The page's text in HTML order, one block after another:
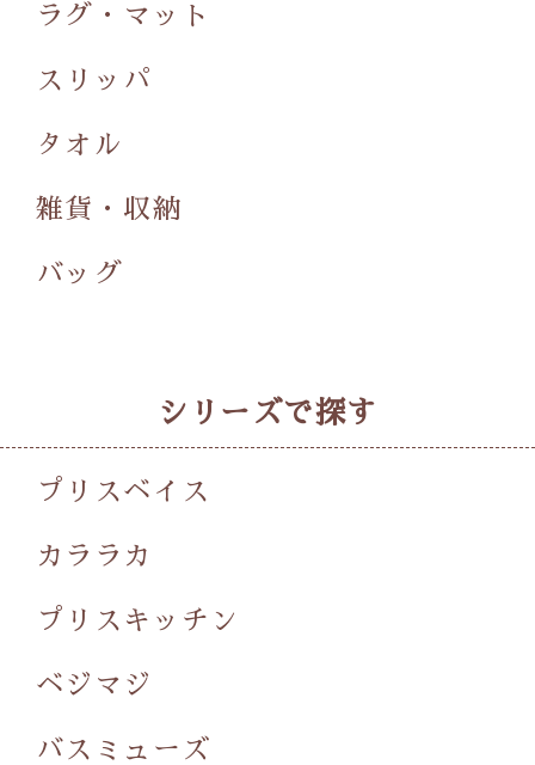
ラグ・マット
スリッパ
タオル
雑貨・収納
バッグ
シリーズで探す
プリスベイス
カララカ
プリスキッチン
ベジマジ
バスミューズ